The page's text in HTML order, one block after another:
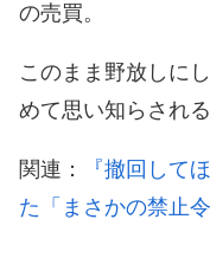
の売買。
このまま野放しに
めて思い知らされる
関連：
『撤回して
た「まさかの禁止